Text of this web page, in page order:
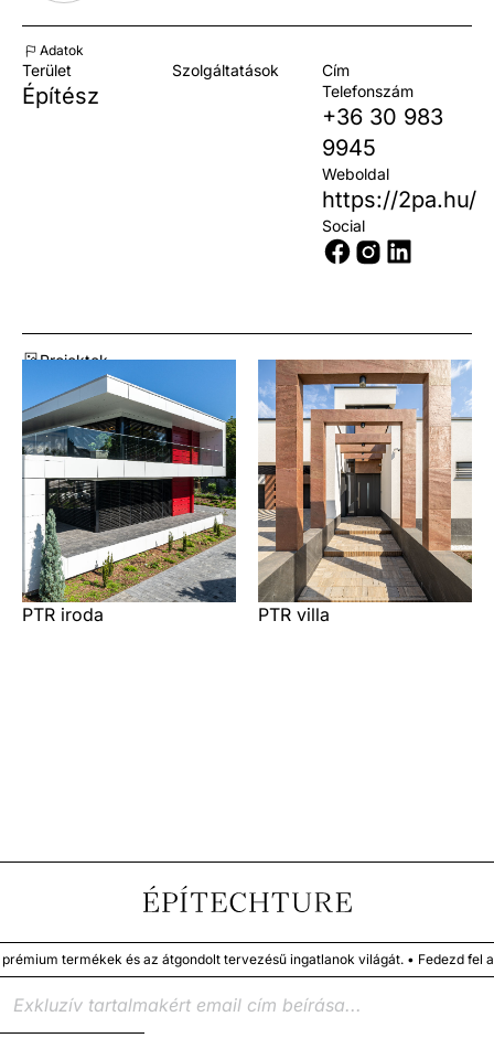
Adatok
Terület
Építész
Szolgáltatások
Cím
Telefonszám
+36 30 983
9945
Weboldal
https://2pa.hu/
Social
Projektek
PTR iroda PTR villa
termékek és az átgondolt tervezésű ingatlanok világát. • Fedezd fel